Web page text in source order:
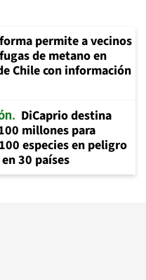
permite a vecinos
de metano en
Chile con información
DiCaprio destina
millones para
especies en peligro
30 países